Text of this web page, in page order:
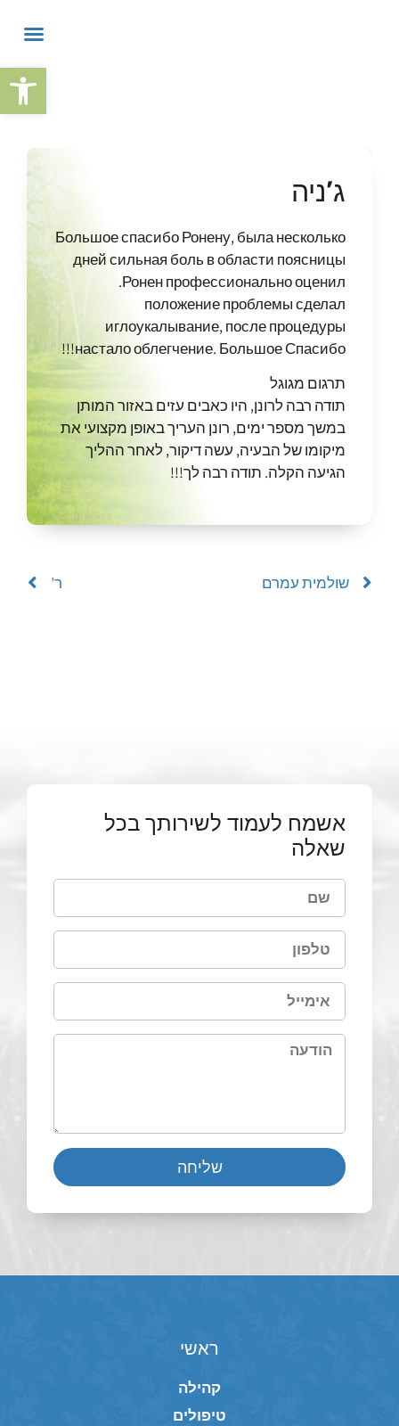
ג’ניה
Большое спасибо Ронену, была несколько
дней сильная боль в области поясницы
.Ронен профессионально оценил
положение проблемы сделал
иглоукалывание, после процедуры
настало облегчение. Большое Спасибо!!!
תרגום מגוגל
תודה רבה לרונן, היו כאבים עזים באזור המותן
במשך מספר ימים, רונן העריך באופן מקצועי את
מיקומו של הבעיה, עשה דיקור, לאחר ההליך
הגיעה הקלה. תודה רבה לך!!!
שולמית עמרם ר’
אשמח לעמוד לשירותך בכל
שאלה
שליחה
ראשי
קהילה
טיפולים